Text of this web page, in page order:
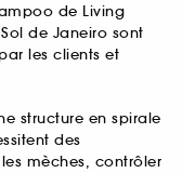
de Living
de Janeiro sont
les clients et
structure en spirale
des
mèches, contrôler